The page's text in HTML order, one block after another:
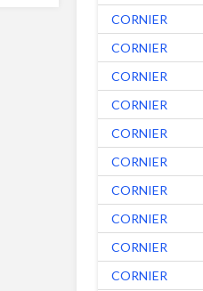
CORNIER
CORNIER
CORNIER
CORNIER
CORNIER
CORNIER
CORNIER
CORNIER
CORNIER
CORNIER